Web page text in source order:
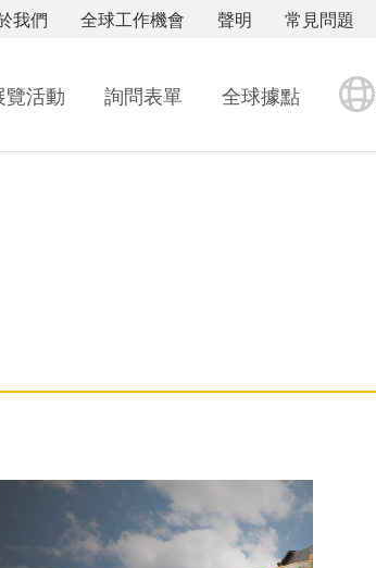
常見問題
聲明
全球工作機會
我們
覽活動 詢問表單 全球據點